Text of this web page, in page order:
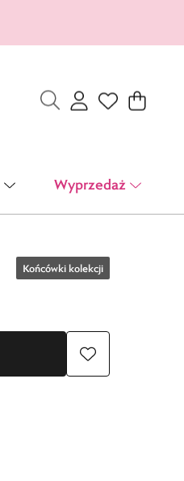
Wyprzedaż
Końcówki kolekcji